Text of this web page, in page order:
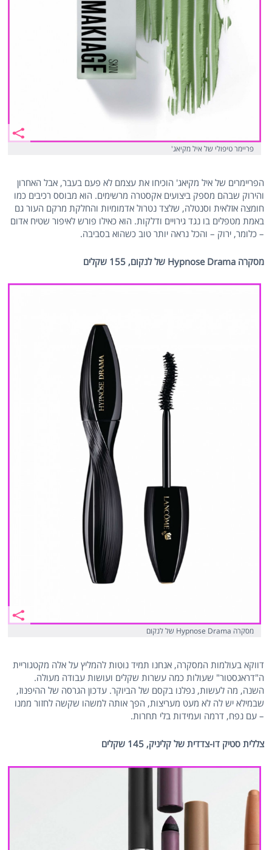
פריימר טיפולי של איל מקיאג'
הפריימרים של איל מקיאג' הוכיחו את עצמם לא פעם בעבר, אבל האחרון
והירוק שבהם מספק ביצועים אקסטרה מרשימים. הוא מבוסס רכיבים כמו
חומצה אזלאית וסנטלה, שלצד נטרול אדמומיות והחלקת מרקם העור גם
באמת מטפלים בו נגד גירויים ודלקות. הוא כאילו פורש לאיפור שטיח אדום
– כלומר, ירוק – והכל נראה יותר טוב כשהוא בסביבה.
מסקרה Hypnose Drama של לנקום, 155 שקלים
מסקרה Hypnose Drama של לנקום
דווקא בעולמות המסקרה, אנחנו תמיד נוטות להמליץ על אלה מקטגוריית
ה"דראגסטור" שעולות כמה עשרות שקלים ועושות עבודה מעולה.
השנה, מה לעשות, נפלנו בקסם של הביוקר. עדכון הגרסה של ההיפנוז,
שבמילא יש לה לא מעט מעריצות, הפך אותה למשהו שקשה לחזור ממנו
– עם נפח, דרמה ועמידות בלי תחרות.
צללית סטיק דו-צדדית של קליניק, 145 שקלים